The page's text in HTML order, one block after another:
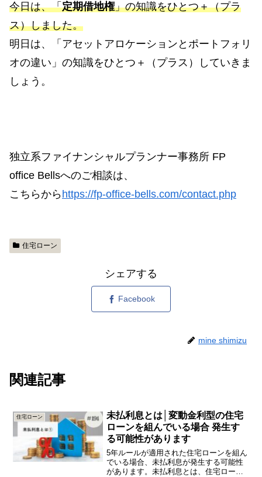
今日は、「定期借地権」の知識をひとつ＋（プラ
ス）しました。
明日は、「アセットアロケーションとポートフォリ
オの違い」の知識をひとつ＋（プラス）していきま
しょう。
独立系ファイナンシャルプランナー事務所 FP
office Bellsへのご相談は、
こちらからhttps://fp-office-bells.com/contact.php
住宅ローン
シェアする
Facebook
mine shimizu
関連記事
住宅ローン
未払利息とは│変動金利型の住宅
ローンを組んでいる場合 発生す
る可能性があります
5年ルールが適用された住宅ローンを組ん
でいる場合、未払利息が発生する可能性
があります。未払利息とは、住宅ローン